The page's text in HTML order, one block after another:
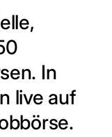
In
live auf